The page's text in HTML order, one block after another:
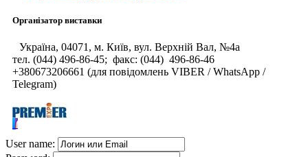
Організатор виставки
Україна, 04071, м. Київ, вул. Верхній Вал, №4а
тел. (044) 496-86-45; факс: (044) 496-86-46
+380673206661 (для повідомлень VIBER / WhatsApp /
Telegram)
User name: